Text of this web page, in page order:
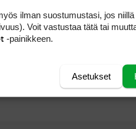
teki vuonna 20006
ilman suostumustasi, jos
Voit vastustaa tätä tai
-painikkeen.
Asetukset